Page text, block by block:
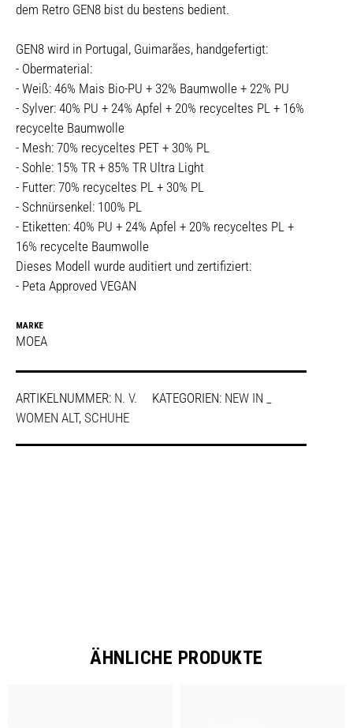
dem Retro GEN8 bist du bestens bedient.
GEN8 wird in Portugal, Guimarães, handgefertigt:
- Obermaterial:
- Weiß: 46% Mais Bio-PU + 32% Baumwolle + 22% PU
- Sylver: 40% PU + 24% Apfel + 20% recyceltes PL + 16%
recycelte Baumwolle
- Mesh: 70% recyceltes PET + 30% PL
- Sohle: 15% TR + 85% TR Ultra Light
- Futter: 70% recyceltes PL + 30% PL
- Schnürsenkel: 100% PL
- Etiketten: 40% PU + 24% Apfel + 20% recyceltes PL +
16% recycelte Baumwolle
Dieses Modell wurde auditiert und zertifiziert:
- Peta Approved VEGAN
MARKE
MOEA
ARTIKELNUMMER: N. V. KATEGORIEN: NEW IN _
WOMEN ALT, SCHUHE
ÄHNLICHE PRODUKTE